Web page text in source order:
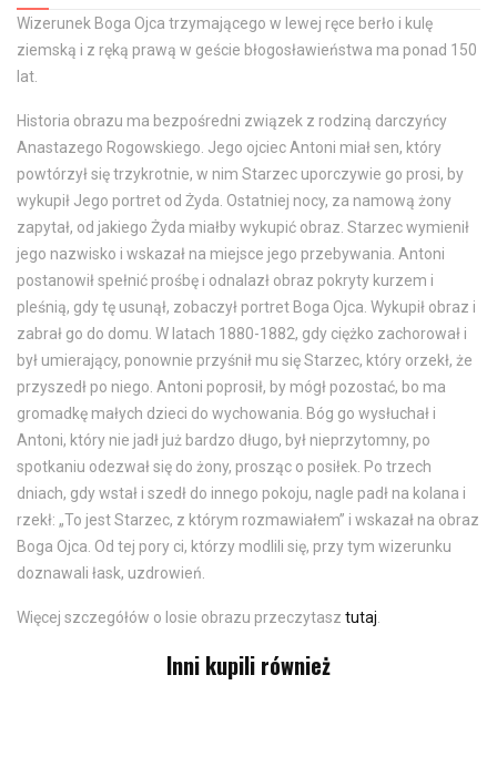
Wizerunek Boga Ojca trzymającego w lewej ręce berło i kulę
ziemską i z ręką prawą w geście błogosławieństwa ma ponad 150
lat.
Historia obrazu ma bezpośredni związek z rodziną darczyńcy
Anastazego Rogowskiego. Jego ojciec Antoni miał sen, który
powtórzył się trzykrotnie, w nim Starzec uporczywie go prosi, by
wykupił Jego portret od Żyda. Ostatniej nocy, za namową żony
zapytał, od jakiego Żyda miałby wykupić obraz. Starzec wymienił
jego nazwisko i wskazał na miejsce jego przebywania. Antoni
postanowił spełnić prośbę i odnalazł obraz pokryty kurzem i
pleśnią, gdy tę usunął, zobaczył portret Boga Ojca. Wykupił obraz i
zabrał go do domu. W latach 1880-1882, gdy ciężko zachorował i
był umierający, ponownie przyśnił mu się Starzec, który orzekł, że
przyszedł po niego. Antoni poprosił, by mógł pozostać, bo ma
gromadkę małych dzieci do wychowania. Bóg go wysłuchał i
Antoni, który nie jadł już bardzo długo, był nieprzytomny, po
spotkaniu odezwał się do żony, prosząc o posiłek. Po trzech
dniach, gdy wstał i szedł do innego pokoju, nagle padł na kolana i
rzekł: „To jest Starzec, z którym rozmawiałem” i wskazał na obraz
Boga Ojca. Od tej pory ci, którzy modlili się, przy tym wizerunku
doznawali łask, uzdrowień.
Więcej szczegółów o losie obrazu przeczytasz tutaj.
Inni kupili również